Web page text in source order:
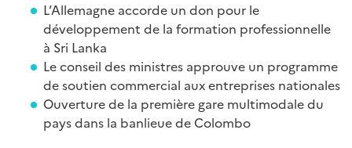
L’Allemagne accorde un don pour le
développement de la formation professionnelle
à Sri Lanka
Le conseil des ministres approuve un programme
de soutien commercial aux entreprises nationales
Ouverture de la première gare multimodale du
pays dans la banlieue de Colombo